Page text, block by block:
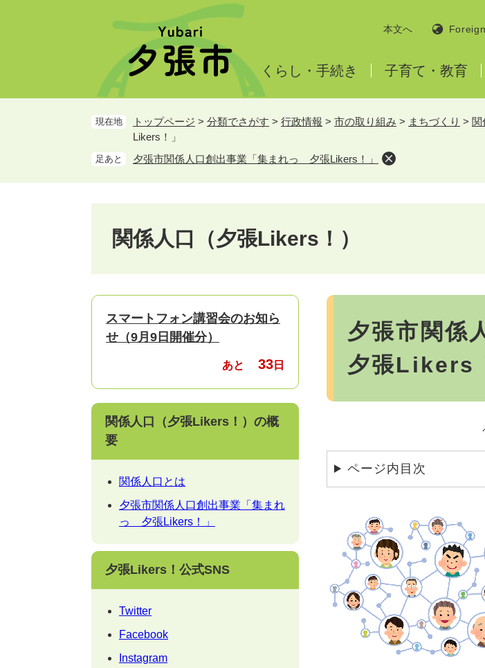
本文へ
くらし・ 手続き 子育て・ 教育
現在地 トップページ > 分類でさがす > 行政情報 > 市の取り組み > まちづくり > 関
Likers！」
足あと 夕張市関係人口創出事業「集まれっ 夕張Likers！」
関係人口（夕張Likers！）
本
夕張市関係
夕張Likers
ページ内目次
スマートフォン講習会のお知ら
せ（9月9日開催分）
あと 33 日
関係人口（夕張Likers！）の概
要
関係人口とは
夕張市関係人口創出事業「集まれ
っ 夕張Likers！」
夕張Likers！公式SNS
Twitter
Facebook
Instagram